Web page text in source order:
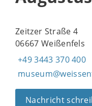
Zeitzer Straße 4
06667 Weißenfels
+49 3443 370 400
Nachricht